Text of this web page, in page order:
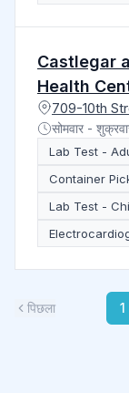
Castlegar
Health
709-10th
सोमवार -
Lab Test -
Container
Lab Test -
पिछला 1